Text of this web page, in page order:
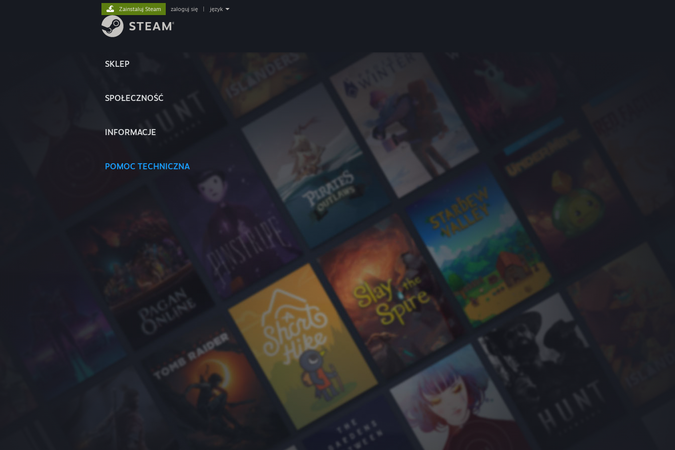
SKLEP
SPOŁECZNOŚĆ
INFORMACJE
POMOC TECHNICZNA
Zainstaluj Steam zaloguj się język